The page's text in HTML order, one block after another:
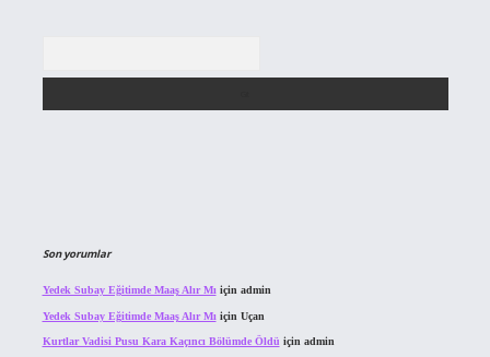
Son yorumlar
Yedek Subay Eğitimde Maaş Alır Mı için admin
Yedek Subay Eğitimde Maaş Alır Mı için Uçan
Kurtlar Vadisi Pusu Kara Kaçıncı Bölümde Öldü için admin